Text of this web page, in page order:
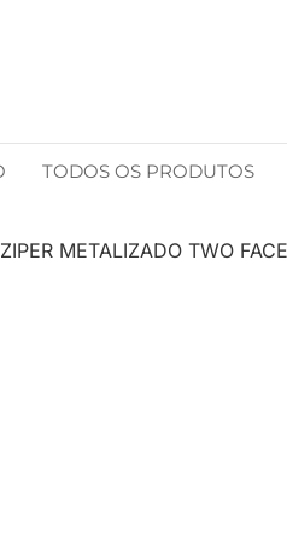
TODOS OS PRODUTOS
METALIZADO TWO